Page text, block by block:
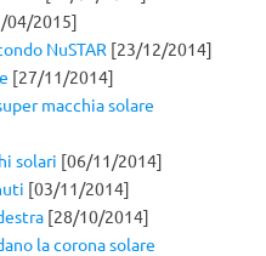
04/2015]
NuSTAR [23/12/2014]
[27/11/2014]
macchia solare
solari [06/11/2014]
[03/11/2014]
[28/10/2014]
la corona solare